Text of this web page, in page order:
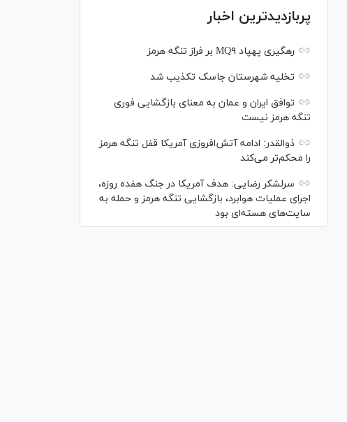
پربازدیدترین اخبار
رهگیری پهپاد MQ۹ بر فراز تنگه هرمز
تخلیه شهرستان جاسک تکذیب شد
توافق ایران و عمان به معنای بازگشایی فوری
تنگه هرمز نیست
ذوالقدر: ادامه آتش‌افروزی آمریکا قفل تنگه هرمز
را محکم‌تر می‌کند
سرلشکر رضایی: هدف آمریکا در جنگ هفده روزه،
اجرای عملیات هوابرد، بازگشایی تنگه هرمز و حمله به
سایت‌های هسته‌ای بود